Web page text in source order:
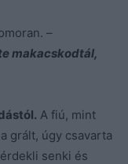
–
makacskodtál,
A fiú, mint
grált, úgy csavarta
senki és